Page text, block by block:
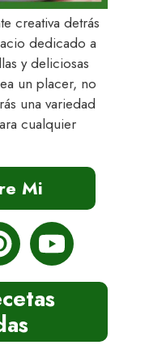
creativa detrás
dedicado a
y deliciosas
un placer, no
una variedad
cualquier
Mi